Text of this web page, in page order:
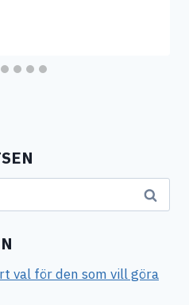
val för den som vill göra